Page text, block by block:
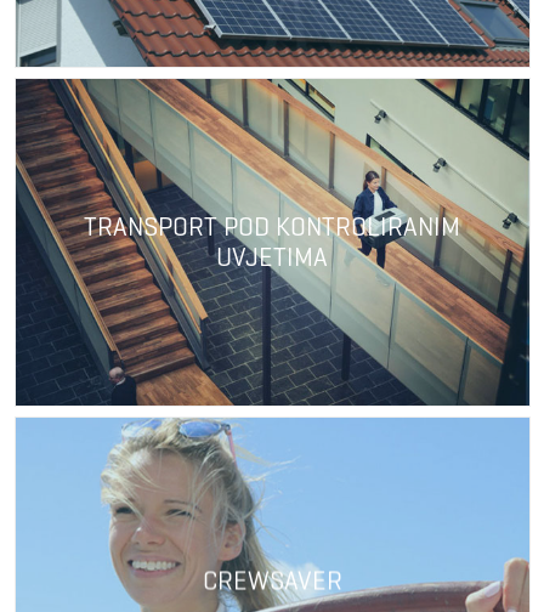
TRANSPORT POD KONTROLIRANIM
UVJETIMA
CREWSAVER